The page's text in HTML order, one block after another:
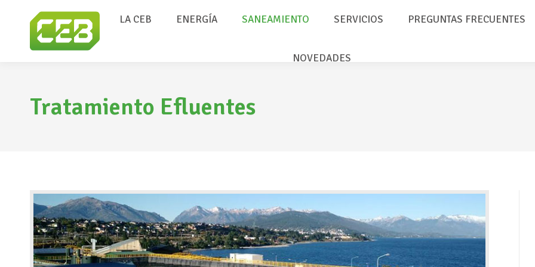
LA CEB ENERGÍA SANEAMIENTO SERVICIOS PREGUNTAS FRECUENTES
NOVEDADES
Tratamiento Efluentes